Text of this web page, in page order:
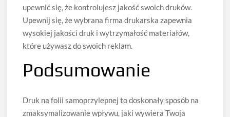
upewnić się, że kontrolujesz jakość swoich druków.
Upewnij się, że wybrana firma drukarska zapewnia
wysokiej jakości druk i wytrzymałość materiałów,
które używasz do swoich reklam.
Podsumowanie
Druk na folii samoprzylepnej to doskonały sposób na
zmaksymalizowanie wpływu, jaki wywiera Twoja